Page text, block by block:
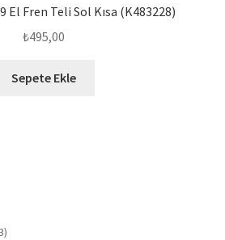
El Fren Teli Sol Kısa (K483228)
₺495,00
Sepete Ekle
173